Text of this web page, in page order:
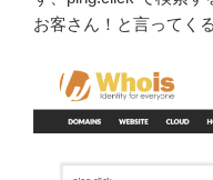
お客さん！と言ってくる